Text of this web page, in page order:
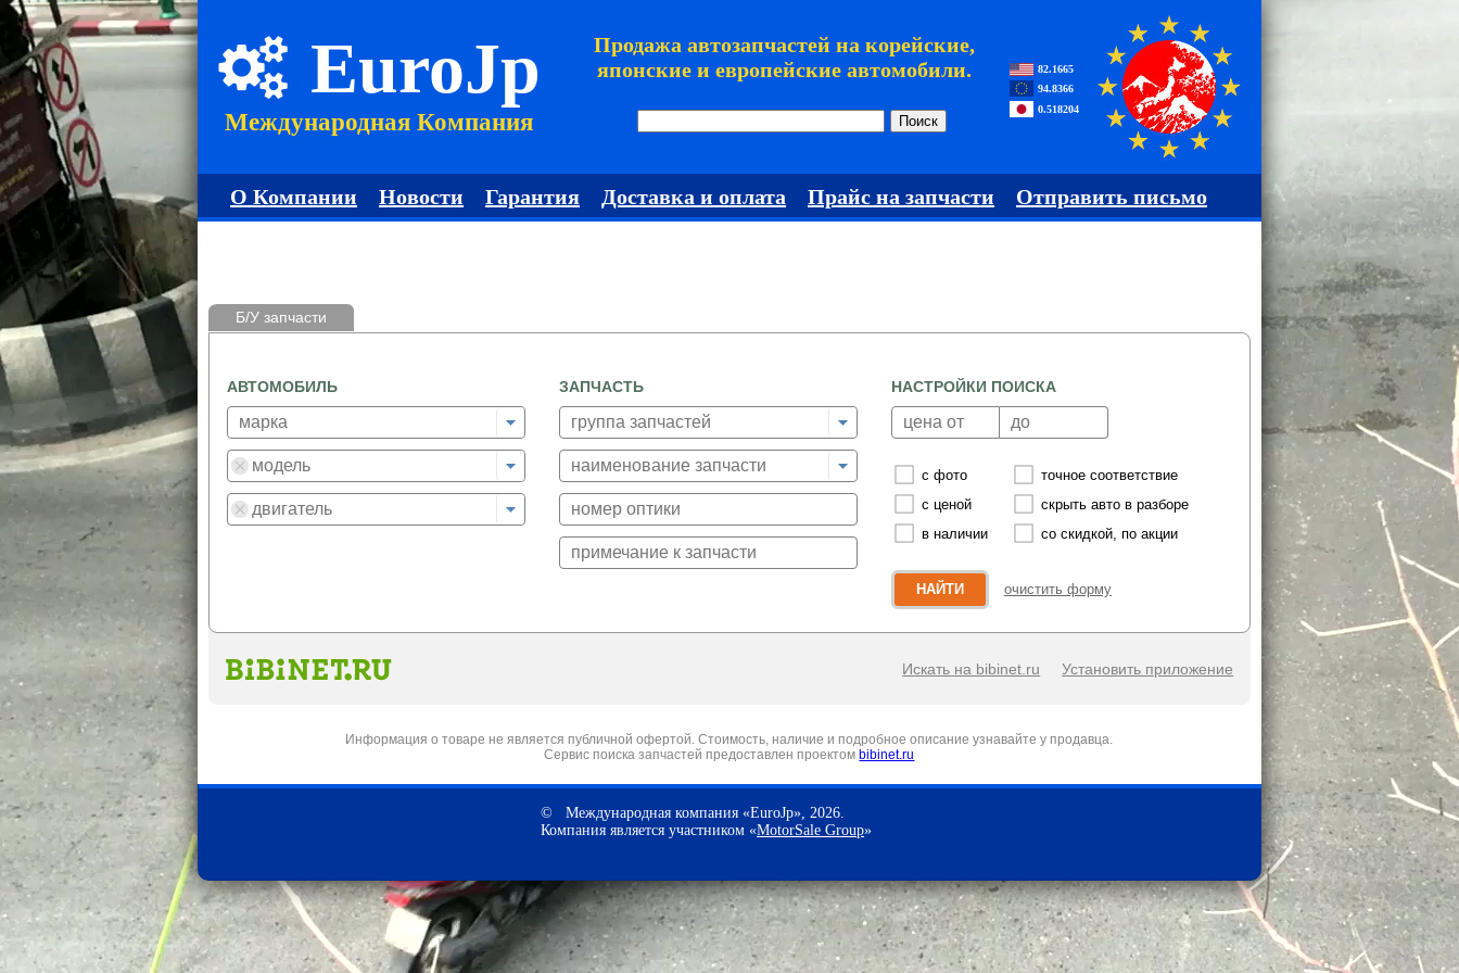
EuroJp
Международная Компания
Продажа автозапчастей на корейские,
японские и европейские автомобили.
82.1665
94.8366
0.518204
О Компании Новости Гарантия Доставка и оплата Прайс на запчасти Отправить письмо
Б/У запчасти
АВТОМОБИЛЬ ЗАПЧАСТЬ НАСТРОЙКИ ПОИСКА
с фото
точное соответствие
с ценой
скрыть авто в разборе
в наличии
со скидкой, по акции
НАЙТИ очистить форму
Искать на bibinet.ru Установить приложение
Информация о товаре не является публичной офертой. Стоимость, наличие и подробное описание узнавайте у продавца.
Сервис поиска запчастей предоставлен проектом bibinet.ru
© Международная компания «EuroJp», 2026.
Компания является участником «MotorSale Group»